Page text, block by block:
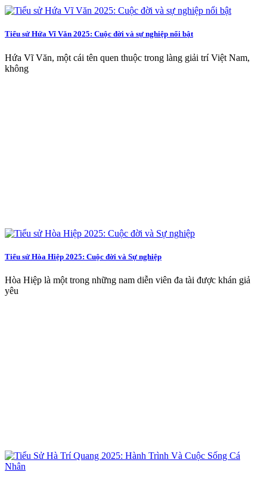
Tiểu sử Hứa Vĩ Văn 2025: Cuộc đời và sự nghiệp nổi bật
Hứa Vĩ Văn, một cái tên quen thuộc trong làng giải trí Việt Nam,
không
Tiểu sử Hòa Hiệp 2025: Cuộc đời và Sự nghiệp
Hòa Hiệp là một trong những nam diễn viên đa tài được khán giả
yêu